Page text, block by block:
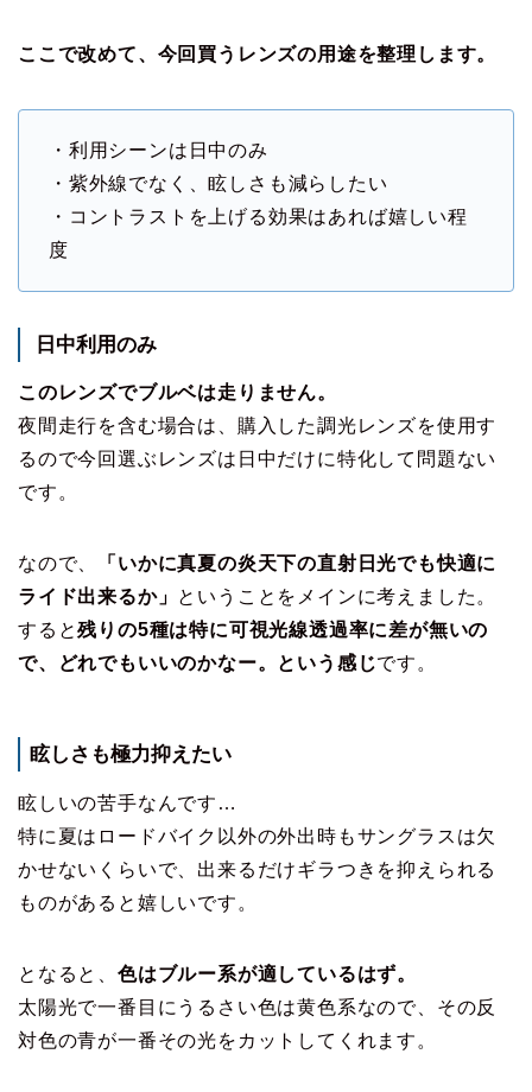
ここで改めて、今回買うレンズの用途を整理します。
・利用シーンは日中のみ
・紫外線でなく、眩しさも減らしたい
・コントラストを上げる効果はあれば嬉しい程
度
日中利用のみ
このレンズでブルベは走りません。
夜間走行を含む場合は、購入した調光レンズを使用す
るので今回選ぶレンズは日中だけに特化して問題ない
です。
なので、
「いかに真夏の炎天下の直射日光でも快適に
ライド出来るか」 ということをメインに考えました。
すると残りの5種は特に可視光線透過率に差が無いの
で、どれでもいいのかなー。という感じです。
眩しさも極力抑えたい
眩しいの苦手なんです…
特に夏はロードバイク以外の外出時もサングラスは欠
かせないくらいで、出来るだけギラつきを抑えられる
ものがあると嬉しいです。
となると、 色はブルー系が適しているはず。
太陽光で一番目にうるさい色は黄色系なので、その反
対色の青が一番その光をカットしてくれます。